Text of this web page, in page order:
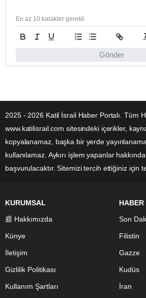
Gönder
En az 10 karakter gerekli
2025 - 2026 Katil İsrail Haber Portalı. Tüm
www.katilisrail.com sitesindeki içerikler,
kopyalanamaz, başka bir yerde
kullanılamaz. Aykırı işlem yapanlar
başvurulacaktır. Sitemizi tercih ettiğiniz için
KURUMSAL
📰 Hakkımızda
Künye
İletişim
Gizlilik Politikası
Kullanım Şartları
HABER
Son
Filistin
Gazze
Kudüs
İran